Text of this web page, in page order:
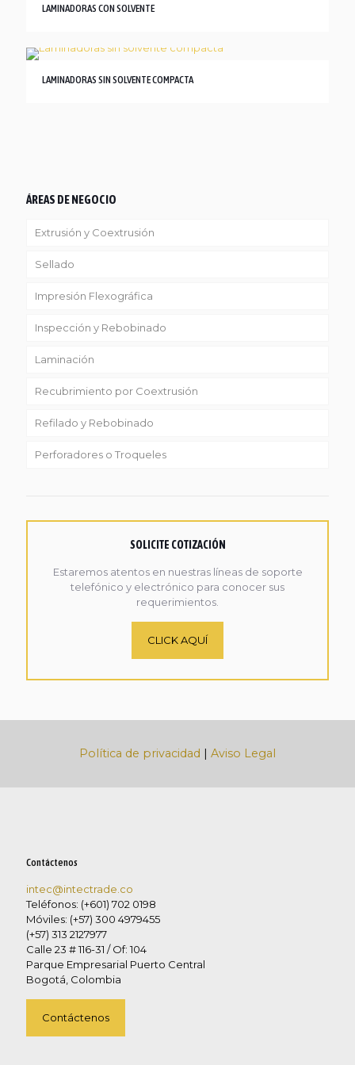
LAMINADORAS CON SOLVENTE
LAMINADORAS SIN SOLVENTE COMPACTA
ÁREAS DE NEGOCIO
Extrusión y Coextrusión
Linea Reciclaje
Sellado
Impresión Flexográfica
Inspección y Rebobinado
Laminación
Recubrimiento por Coextrusión
Refilado y Rebobinado
Perforadores o Troqueles
SOLICITE COTIZACIÓN
Estaremos atentos en nuestras líneas de soporte
telefónico y electrónico para conocer sus
requerimientos.
CLICK AQUÍ
Política de privacidad | Aviso Legal
Contáctenos
intec@intectrade.co
Teléfonos: (+601) 702 0198
Móviles: (+57) 300 4979455
(+57) 313 2127977
Calle 23 # 116-31 / Of: 104
Parque Empresarial Puerto Central
Bogotá, Colombia
Contáctenos